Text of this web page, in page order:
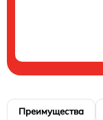
Преимущества